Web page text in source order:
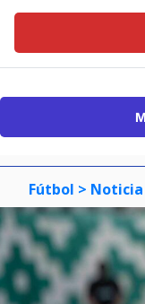
Fútbol > Noticia